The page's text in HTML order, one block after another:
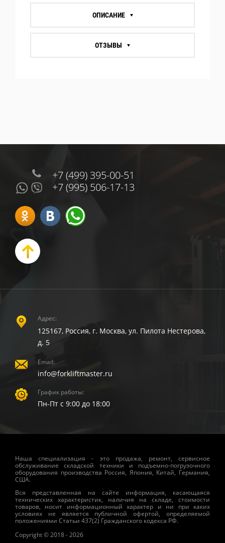
ОПИСАНИЕ
ОТЗЫВЫ
+7 (499) 395-00-51
+7 (995) 506-17-13
Адрес:
125167, Россия, г. Москва, ул. Пилота Нестерова,
д. 5
Email:
info@forkliftmaster.ru
График работы:
Пн-Пт с 9:00 до 18:00
Наша специализация - это продажа, ремонт, сервисное
обслуживание складской техники и подъемно-погрузочного
оборудования производства Россия, Япония, Китай, Германия,
США.
Вся представленная на сайте информация, касающаяся
технических характеристик, наличия на складе, стоимости
товаров, носит информационный характер и ни при каких
условиях не является публичной офертой, определяемой
положениями Статьи 437(2) Гражданского кодекса РФ.
Copyright © 2018 - 2026